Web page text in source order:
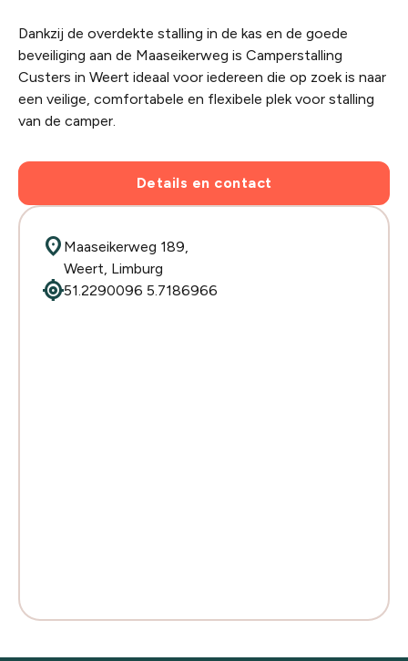
Dankzij de overdekte stalling in de kas en de goede
beveiliging aan de Maaseikerweg is Camperstalling
Custers in Weert ideaal voor iedereen die op zoek is naar
een veilige, comfortabele en flexibele plek voor stalling
van de camper.
Details en contact
location_on Maaseikerweg 189,
Weert, Limburg
my_location51.2290096 5.7186966